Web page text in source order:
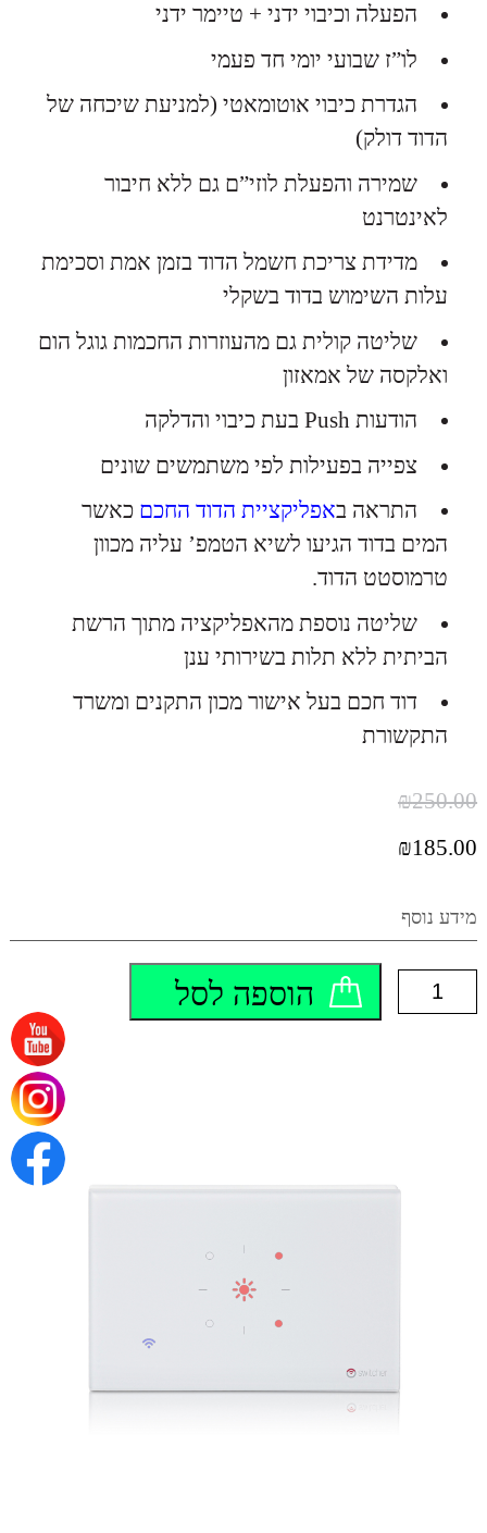
הפעלה וכיבוי ידני + טיימר ידני
לו”ז שבועי יומי חד פעמי
הגדרת כיבוי אוטומאטי (למניעת שיכחה של
הדוד דולק)
שמירה והפעלת לוזי”ם גם ללא חיבור
לאינטרנט
מדידת צריכת חשמל הדוד בזמן אמת וסכימת
עלות השימוש בדוד בשקלי
שליטה קולית גם מהעוזרות החכמות גוגל הום
ואלקסה של אמאזון
הודעות Push בעת כיבוי והדלקה
צפייה בפעילות לפי משתמשים שונים
התראה באפליקציית הדוד החכם כאשר
המים בדוד הגיעו לשיא הטמפ’ עליה מכוון
טרמוסטט הדוד.
שליטה נוספת מהאפליקציה מתוך הרשת
הביתית ללא תלות בשירותי ענן
דוד חכם בעל אישור מכון התקנים ומשרד
התקשורת
₪250.00
המקורי
₪185.00
הוא:
₪185.00.
מידע נוסף
הוספה לסל